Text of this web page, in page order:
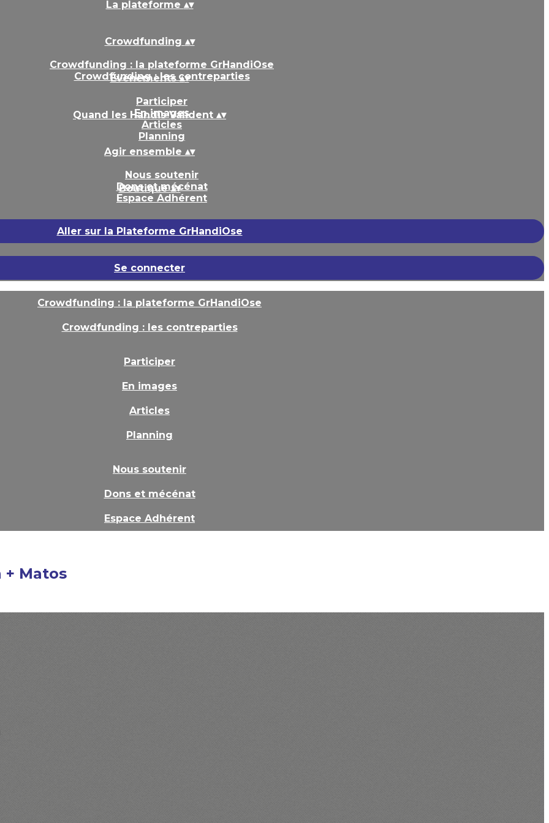
La plateforme ▴▾
Crowdfunding ▴▾
Crowdfunding : la plateforme GrHandiOse
Crowdfunding : les contreparties
Événements▴▾
Participer
En images
Articles
Planning
Quand les Handis Valident ▴▾
Agir ensemble ▴▾
Nous soutenir
Dons et mécénat
Espace Adhérent
Boutique▴▾
Aller sur la Plateforme GrHandiOse
Se connecter
Crowdfunding : la plateforme GrHandiOse
Crowdfunding : les contreparties
Participer
En images
Articles
Planning
Nous soutenir
Dons et mécénat
Espace Adhérent
Matos